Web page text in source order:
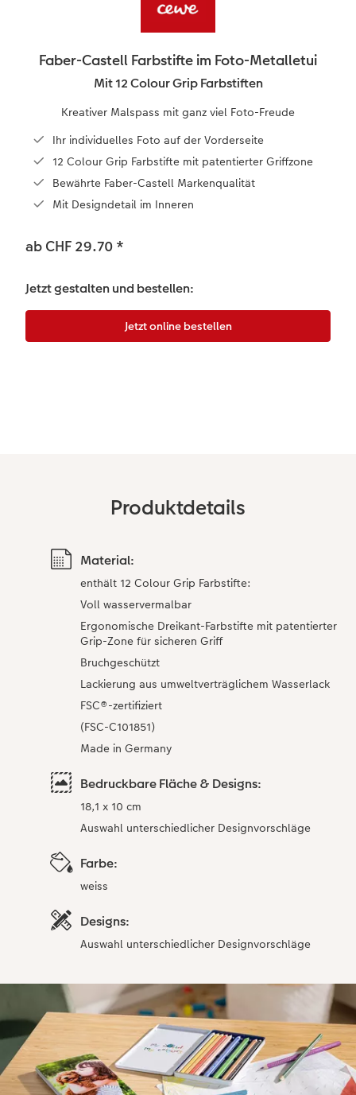
Personalisierter Schuber
CEWE FOTOBUCH Kids
Einband mit Leder und Leinen
Erste Schritte
Bestellwege
Kundengeschichten
Nature Prints
Fotosets
Fotosticker
Zubehör
Photo Streetmap Poster
hexxas
Acrylglas
Alu Dibond
Foto auf Holz
Mehrteiler
Weitere Anlässe
Fotokarten
Postkarten
Einzelkarten im Direktversand
Haustiere
Faber-Castell
Art Prints
Foto-Geschenkbox
Foto-Leckerlidose
Silikonhüllen
Lederhüllen
Holzhülle
Handykette
Mit Design
Wandkalender mit Design
Wandkalender A4 Panorama
Wandkalender A3
Tischkalender Quadratisch
Zubehör
Zum Geburtstag
Geschenke zum Abschied
Fotogeschenke zum Osterfest
für Brautpaare
für den JGA
Kundengeschichten
Faber-Castell Farbstifte im Foto-Metalletui
Mit 12 Colour Grip Farbstiften
Kreativer Malspass mit ganz viel Foto-Freude
Ihr individuelles Foto auf der Vorderseite
12 Colour Grip Farbstifte mit patentierter Griffzone
Bewährte Faber-Castell Markenqualität
Mit Designdetail im Inneren
ab CHF 29.70 *
Jetzt gestalten und bestellen:
Produktdetails
Material:
enthält 12 Colour Grip Farbstifte:
Voll wasservermalbar
Ergonomische Dreikant-Farbstifte mit patentierter
Grip-Zone für sicheren Griff
Bruchgeschützt
Lackierung aus umweltverträglichem Wasserlack
FSC®-zertifiziert
(FSC-C101851)
Made in Germany
Bedruckbare Fläche & Designs:
18,1 x 10 cm
Auswahl unterschiedlicher Designvorschläge
Farbe:
weiss
Designs:
Auswahl unterschiedlicher Designvorschläge